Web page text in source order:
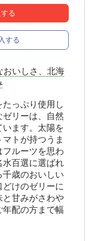
る
する
おいしさ、北海
っぷり使用し
リーは、自然
ます。太陽を
トが持つうま
ルーツを思わ
百選に選ばれ
歳のおいしい
けのゼリーに
甘みがさわや
配の方まで幅